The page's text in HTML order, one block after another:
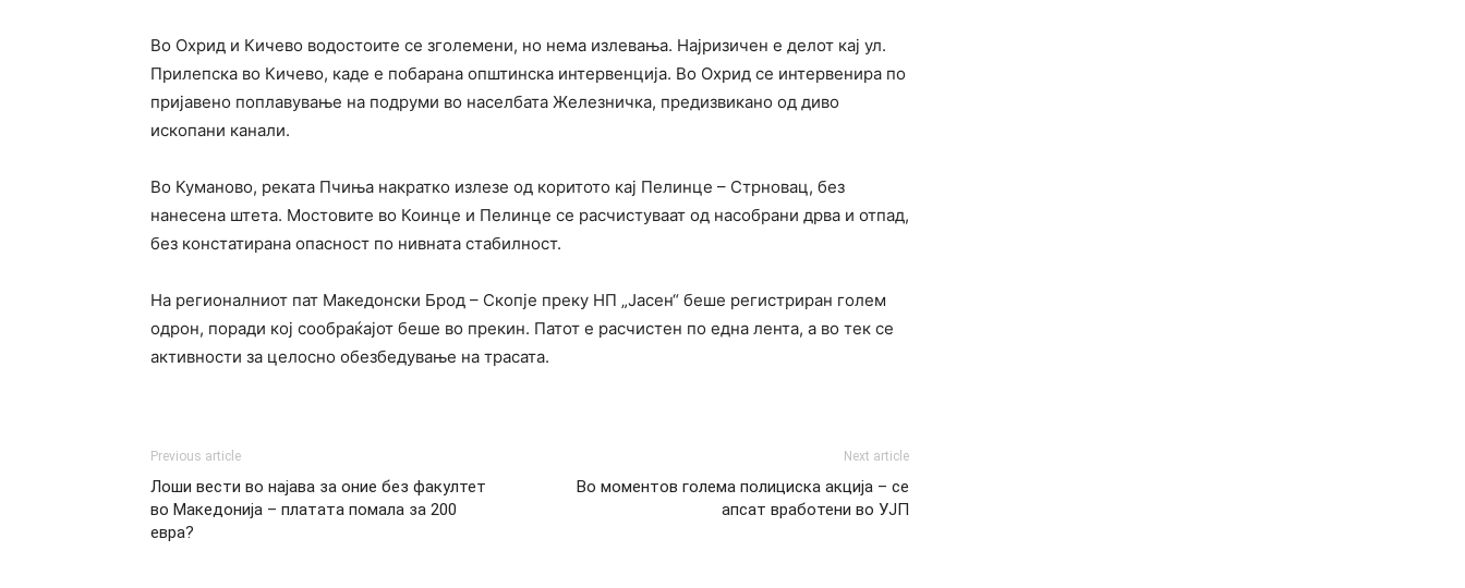
Во Охрид и Кичево водостоите се зголемени, но нема излевања. Најризичен е делот кај ул.
Прилепска во Кичево, каде е побарана општинска интервенција. Во Охрид се интервенира по
пријавено поплавување на подруми во населбата Железничка, предизвикано од диво
ископани канали.
Во Куманово, реката Пчиња накратко излезе од коритото кај Пелинце – Стрновац, без
нанесена штета. Мостовите во Коинце и Пелинце се расчистуваат од насобрани дрва и отпад,
без констатирана опасност по нивната стабилност.
На регионалниот пат Македонски Брод – Скопје преку НП „Јасен“ беше регистриран голем
одрон, поради кој сообраќајот беше во прекин. Патот е расчистен по една лента, а во тек се
активности за целосно обезбедување на трасата.
Previous article
Лоши вести во најава за оние без факултет
во Македонија – платата помала за 200
евра?
Next article
Во моментов голема полициска акција – се
апсат вработени во УЈП